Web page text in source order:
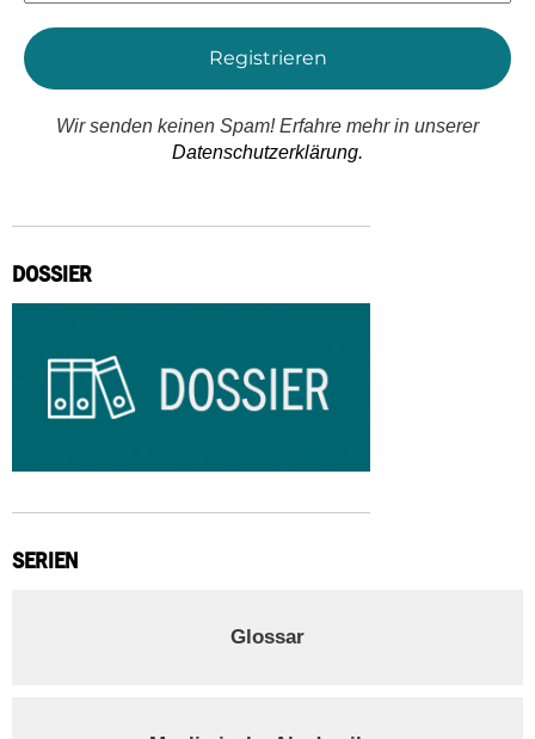
*
Wir senden keinen Spam! Erfahre mehr in unserer
Datenschutzerklärung.
DOSSIER
SERIEN
Glossar